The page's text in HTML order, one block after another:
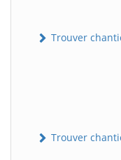
Trouver
Trouver